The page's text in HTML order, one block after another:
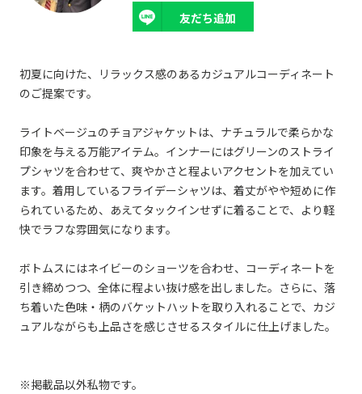
友だち追加
初夏に向けた、リラックス感のあるカジュアルコーディネート
のご提案です。
ライトベージュのチョアジャケットは、ナチュラルで柔らかな
印象を与える万能アイテム。インナーにはグリーンのストライ
プシャツを合わせて、爽やかさと程よいアクセントを加えてい
ます。着用しているフライデーシャツは、着丈がやや短めに作
られているため、あえてタックインせずに着ることで、より軽
快でラフな雰囲気になります。
ボトムスにはネイビーのショーツを合わせ、コーディネートを
引き締めつつ、全体に程よい抜け感を出しました。さらに、落
ち着いた色味・柄のバケットハットを取り入れることで、カジ
ュアルながらも上品さを感じさせるスタイルに仕上げました。
※掲載品以外私物です。